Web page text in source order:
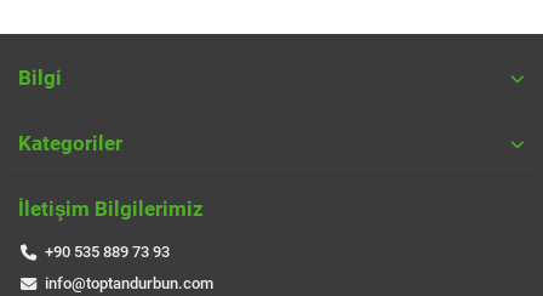
Bilgi
Kategoriler
İletişim Bilgilerimiz
+90 535 889 73 93
info@toptandurbun.com